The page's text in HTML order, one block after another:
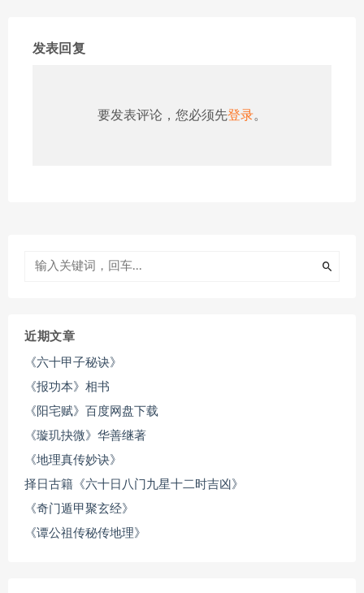
发表回复
要发表评论，您必须先登录。
近期文章
《六十甲子秘诀》
《报功本》相书
《阳宅赋》百度网盘下载
《璇玑抉微》华善继著
《地理真传妙诀》
择日古籍《六十日八门九星十二时吉凶》
《奇门遁甲聚玄经》
《谭公祖传秘传地理》